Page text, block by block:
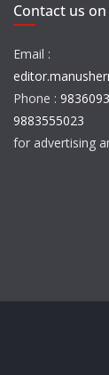
Contact us on
Email :
Phone :
9883555023
for advertising